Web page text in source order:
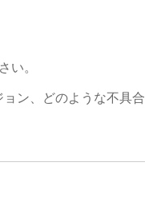
い。
ン、どのような不具合